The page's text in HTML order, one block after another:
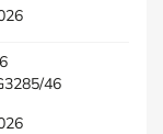
46